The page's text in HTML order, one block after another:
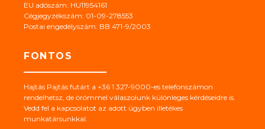
EU adószám: HU11954161
Cégjegyzékszám: 01-09-278553
Postai engedélyszám: BB 471-9/2003
FONTOS
Hajtás Pajtás futárt a +36 1 327-9000-es telefonszámon
rendelhetsz, de örömmel válaszolunk különleges kérdéseidre is.
Vedd fel a kapcsolatot az adott ügyben illetékes
munkatársunkkal.